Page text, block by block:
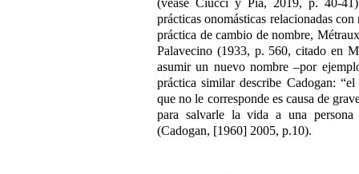
prácticas onomásticas relacionadas
práctica de cambio de nombre,
Palavecino (1933, p. 560, citado en
asumir un nuevo nombre –por
práctica similar describe Cadogan:
que no le corresponde es causa de
para salvarle la vida a una persona
(Cadogan, [1960] 2005, p.10).